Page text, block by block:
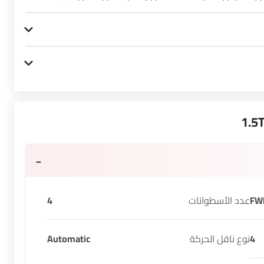
عدد الأسطوانات 4
4نوع ناقل الحركة Automatic